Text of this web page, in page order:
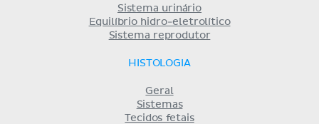
Sistema urinário
Equilíbrio hidro-eletrolítico
Sistema reprodutor
HISTOLOGIA
Geral
Sistemas
Tecidos fetais